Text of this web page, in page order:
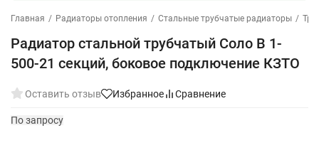
Главная / Радиаторы отопления / Стальные трубчатые радиаторы /
Радиатор стальной трубчатый Соло В 1-
500-21 секций, боковое подключение КЗТО
Оставить отзыв Избранное Сравнение
По запросу